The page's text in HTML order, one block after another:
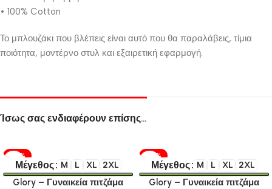
• 100% Cotton
Το μπλουζάκι που βλέπεις είναι αυτό που θα παραλάβεις, τίμια
ποιότητα, μοντέρνο στυλ και εξαιρετική εφαρμογή.
Ίσως σας ενδιαφέρουν επίσης…
-45%
Μέγεθος M L XL 2XL
Glory – Γυναικεία πιτζάμα
-45%
Μέγεθος M L XL 2XL
Glory – Γυναικεία πιτζάμα